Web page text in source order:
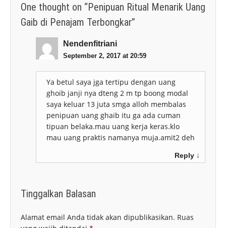
One thought on “Penipuan Ritual Menarik Uang
Gaib di Penajam Terbongkar”
Nendenfitriani
September 2, 2017 at 20:59
Ya betul saya jga tertipu dengan uang
ghoib janji nya dteng 2 m tp boong modal
saya keluar 13 juta smga alloh membalas
penipuan uang ghaib itu ga ada cuman
tipuan belaka.mau uang kerja keras.klo
mau uang praktis namanya muja.amit2 deh
Reply ↓
Tinggalkan Balasan
Alamat email Anda tidak akan dipublikasikan. Ruas